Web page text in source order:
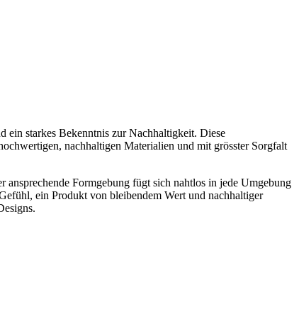
starkes Bekenntnis zur Nachhaltigkeit. Diese
nachhaltigen Materialien und mit grösster Sorgfalt
Formgebung fügt sich nahtlos in jede Umgebung
ein Produkt von bleibendem Wert und nachhaltiger